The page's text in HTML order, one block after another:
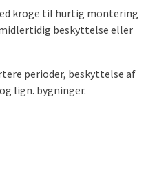
kroge til hurtig montering
beskyttelse eller
perioder, beskyttelse af
lign. bygninger.